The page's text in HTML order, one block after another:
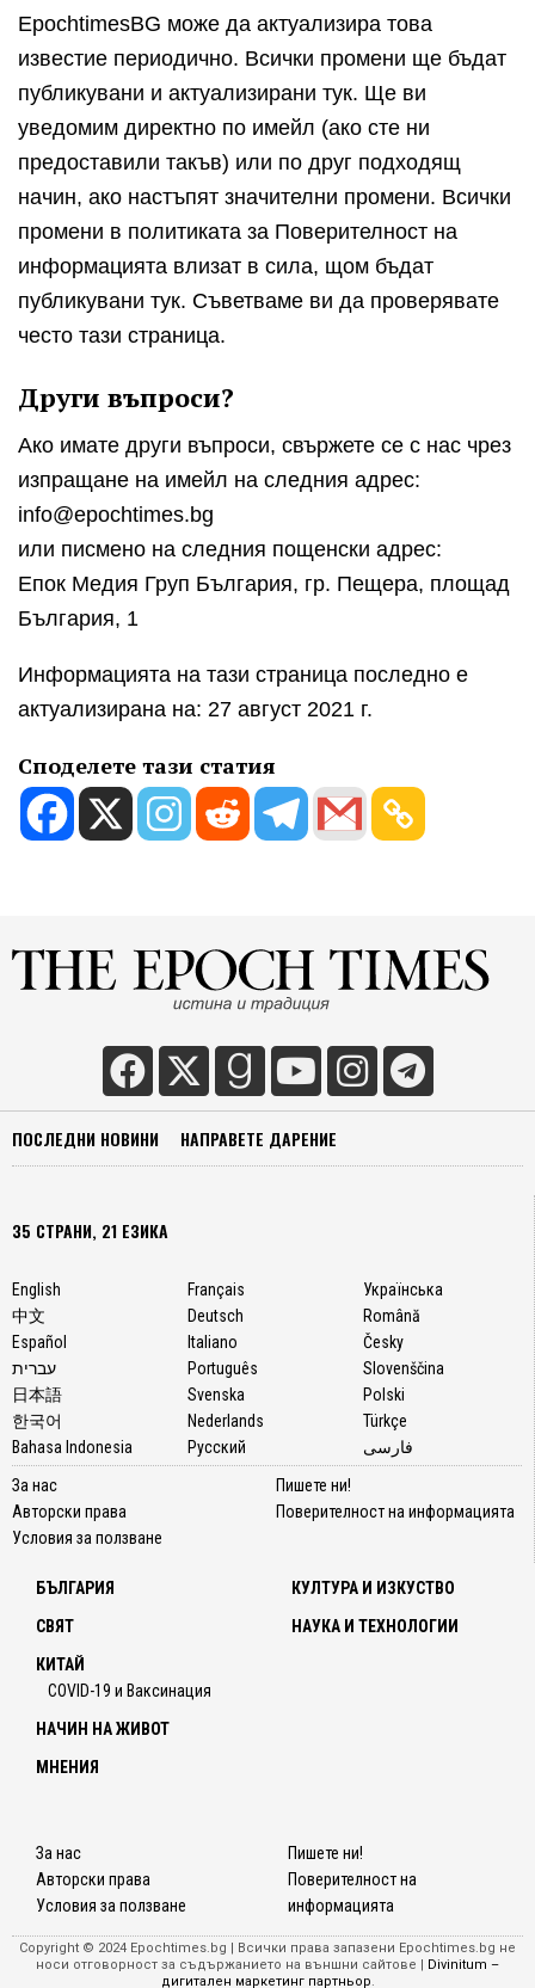
EpochtimesBG може да актуализира това
известие периодично. Всички промени ще бъдат
публикувани и актуализирани тук. Ще ви
уведомим директно по имейл (ако сте ни
предоставили такъв) или по друг подходящ
начин, ако настъпят значителни промени. Всички
промени в политиката за Поверителност на
информацията влизат в сила, щом бъдат
публикувани тук. Съветваме ви да проверявате
често тази страница.
Други въпроси?
Ако имате други въпроси, свържете се с нас чрез
изпращане на имейл на следния адрес:
infо@epochtimes.bg
или писмено на следния пощенски адрес:
Епок Медия Груп България, гр. Пещера, площад
България, 1
Информацията на тази страница последно е
актуализирана на: 27 август 2021 г.
Споделете тази статия
ПОСЛЕДНИ НОВИНИ НАПРАВЕТЕ ДАРЕНИЕ
35 СТРАНИ, 21 ЕЗИКА
English
中文
Español
עברית
日本語
한국어
Bahasa Indonesia
Français
Deutsch
Italiano
Português
Svenska
Nederlands
Русский
Українська
Română
Česky
Slovenščina
Polski
Türkçe
فارسی
За нас
Авторски права
Условия за ползване
Пишете ни!
Поверителност на информацията
БЪЛГАРИЯ
СВЯТ
КИТАЙ
COVID-19 и Ваксинация
КУЛТУРА И ИЗКУСТВО
НАУКА И ТЕХНОЛОГИИ
НАЧИН НА ЖИВОТ
МНЕНИЯ
За нас
Авторски права
Условия за ползване
Пишете ни!
Поверителност на
информацията
Copyright © 2024 Epochtimes.bg | Всички права запазени Epochtimes.bg не
носи отговорност за съдържанието на външни сайтове | Divinitum –
дигитален маркетинг партньор.